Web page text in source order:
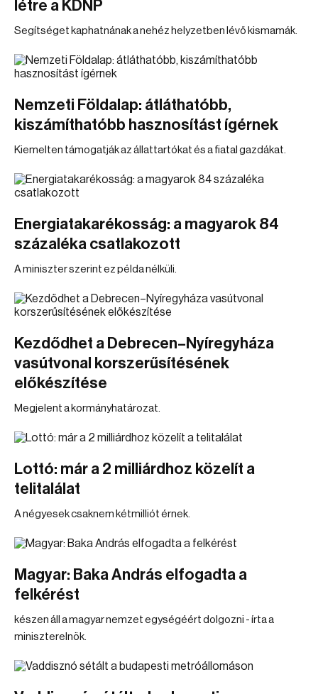
létre a KDNP
Segítséget kaphatnának a nehéz helyzetben lévő kismamák.
Nemzeti Földalap: átláthatóbb,
kiszámíthatóbb hasznosítást ígérnek
Kiemelten támogatják az állattartókat és a fiatal gazdákat.
Energiatakarékosság: a magyarok 84
százaléka csatlakozott
A miniszter szerint ez példa nélküli.
Kezdődhet a Debrecen–Nyíregyháza
vasútvonal korszerűsítésének
előkészítése
Megjelent a kormányhatározat.
Lottó: már a 2 milliárdhoz közelít a
telitalálat
A négyesek csaknem kétmilliót érnek.
Magyar: Baka András elfogadta a
felkérést
készen áll a magyar nemzet egységéért dolgozni - írta a
miniszterelnök.